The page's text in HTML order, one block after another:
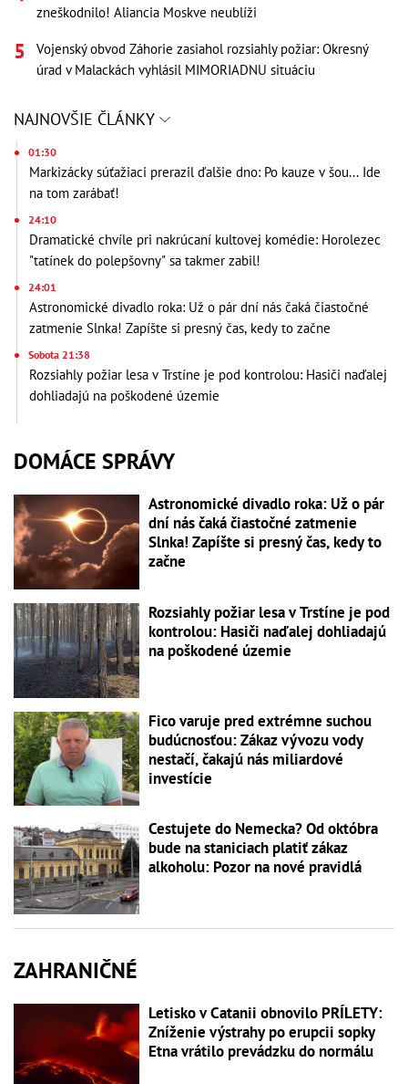
zneškodnilo! Aliancia Moskve neublíži
Vojenský obvod Záhorie zasiahol rozsiahly požiar: Okresný
úrad v Malackách vyhlásil MIMORIADNU situáciu
NAJNOVŠIE ČLÁNKY
01:30
Markizácky súťažiaci prerazil ďalšie dno: Po kauze v šou... Ide
na tom zarábať!
24:10
Dramatické chvíle pri nakrúcaní kultovej komédie: Horolezec
"tatínek do polepšovny" sa takmer zabil!
24:01
Astronomické divadlo roka: Už o pár dní nás čaká čiastočné
zatmenie Slnka! Zapíšte si presný čas, kedy to začne
Sobota 21:38
Rozsiahly požiar lesa v Trstíne je pod kontrolou: Hasiči naďalej
dohliadajú na poškodené územie
DOMÁCE SPRÁVY
Astronomické divadlo roka: Už o pár
dní nás čaká čiastočné zatmenie
Slnka! Zapíšte si presný čas, kedy to
začne
Rozsiahly požiar lesa v Trstíne je pod
kontrolou: Hasiči naďalej dohliadajú
na poškodené územie
Fico varuje pred extrémne suchou
budúcnosťou: Zákaz vývozu vody
nestačí, čakajú nás miliardové
investície
Cestujete do Nemecka? Od októbra
bude na staniciach platiť zákaz
alkoholu: Pozor na nové pravidlá
ZAHRANIČNÉ
Letisko v Catanii obnovilo PRÍLETY:
Zníženie výstrahy po erupcii sopky
Etna vrátilo prevádzku do normálu